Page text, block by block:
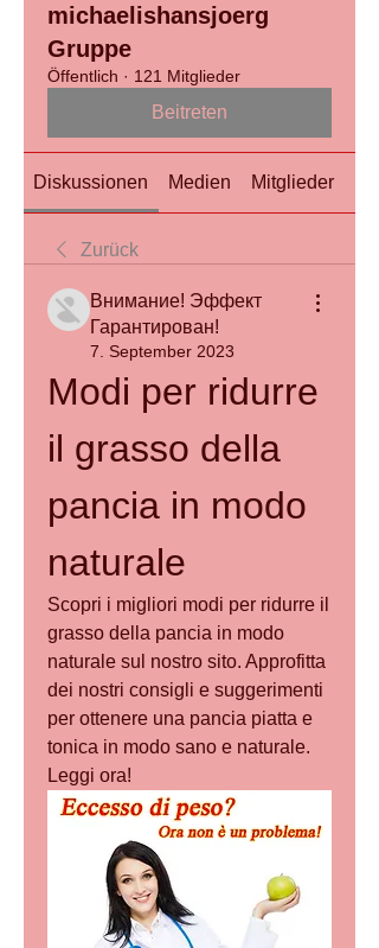
michaelishansjoerg
Gruppe
Öffentlich · 121 Mitglieder
Beitreten
Diskussionen Medien Mitglieder
Zurück
Внимание! Эффект
Гарантирован!
7. September 2023
Modi per ridurre
il grasso della
pancia in modo
naturale
Scopri i migliori modi per ridurre il
grasso della pancia in modo
naturale sul nostro sito. Approfitta
dei nostri consigli e suggerimenti
per ottenere una pancia piatta e
tonica in modo sano e naturale.
Leggi ora!